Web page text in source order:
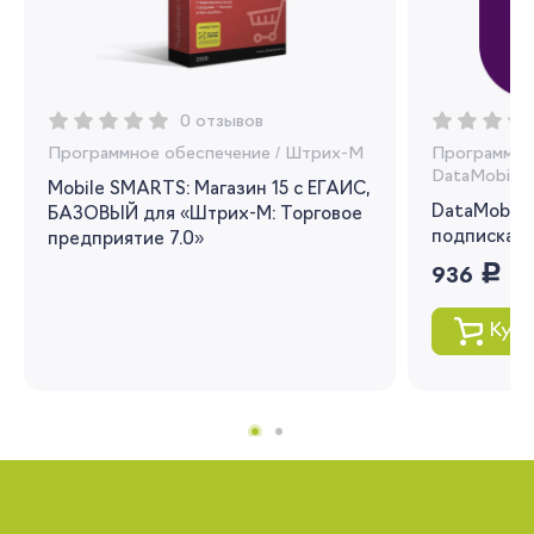
0 отзывов
Программное обеспечение / Штрих-М
Mobile SMARTS: Магазин 15 с ЕГАИС,
БАЗОВЫЙ для «Штрих-М: Торговое
предприятие 7.0»
DataMobile
подписка
936 руб.